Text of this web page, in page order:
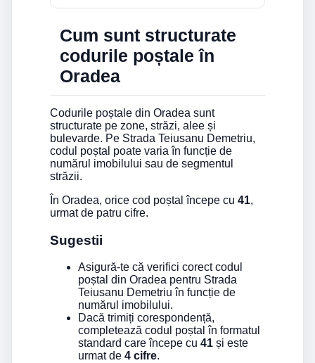
Cum sunt structurate
codurile poștale în
Oradea
Codurile poștale din Oradea sunt
structurate pe zone, străzi, alee și
bulevarde. Pe Strada Teiusanu Demetriu,
codul poștal poate varia în funcție de
numărul imobilului sau de segmentul
străzii.
În Oradea, orice cod poștal începe cu 41,
urmat de patru cifre.
Sugestii
Asigură-te că verifici corect codul
poștal din Oradea pentru Strada
Teiusanu Demetriu în funcție de
numărul imobilului.
Dacă trimiți corespondență,
completează codul poștal în formatul
standard care începe cu 41 și este
urmat de 4 cifre.